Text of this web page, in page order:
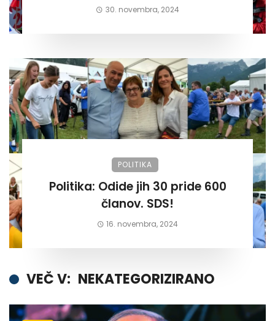
30. novembra, 2024
POLITIKA
Politika: Odide jih 30 pride 600
članov. SDS!
16. novembra, 2024
VEČ V: NEKATEGORIZIRANO